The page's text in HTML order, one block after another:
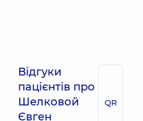
Відгуки
пацієнтів про
Шелковой
Євген
QR